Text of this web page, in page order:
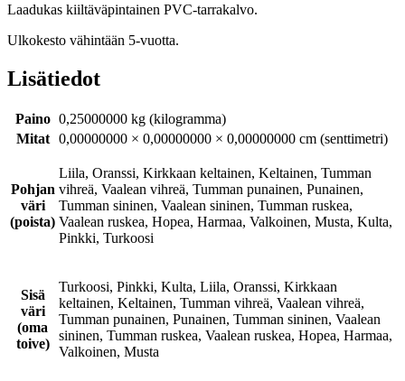
Laadukas kiiltäväpintainen PVC-tarrakalvo.
Ulkokesto vähintään 5-vuotta.
Lisätiedot
Paino 0,25000000 kg (kilogramma)
Mitat
0,00000000 × 0,00000000 × 0,00000000 cm (senttimetri)
Pohjan
väri
(poista)
Liila, Oranssi, Kirkkaan keltainen, Keltainen, Tumman
vihreä, Vaalean vihreä, Tumman punainen, Punainen,
Tumman sininen, Vaalean sininen, Tumman ruskea,
Vaalean ruskea, Hopea, Harmaa, Valkoinen, Musta, Kulta,
Pinkki, Turkoosi
Sisä
väri
(oma
toive)
Turkoosi, Pinkki, Kulta, Liila, Oranssi, Kirkkaan
keltainen, Keltainen, Tumman vihreä, Vaalean vihreä,
Tumman punainen, Punainen, Tumman sininen, Vaalean
sininen, Tumman ruskea, Vaalean ruskea, Hopea, Harmaa,
Valkoinen, Musta